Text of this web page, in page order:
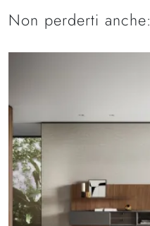
Non perderti anche: